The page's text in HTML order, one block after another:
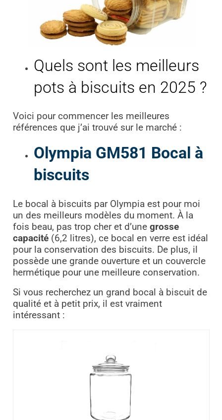
Quels sont les meilleurs
pots à biscuits en 2025 ?
Voici pour commencer les meilleures
références que j’ai trouvé sur le marché :
Olympia GM581 Bocal à
biscuits
Le bocal à biscuits par Olympia est pour moi
un des meilleurs modèles du moment. À la
fois beau, pas trop cher et d’une grosse
capacité(6,2 litres), ce bocal en verre est idéal
pour la conservation des biscuits. De plus, il
possède une grande ouverture et un couvercle
hermétique pour une meilleure conservation.
Si vous recherchez un grand bocal à biscuit de
qualité et à petit prix, il est vraiment
intéressant :